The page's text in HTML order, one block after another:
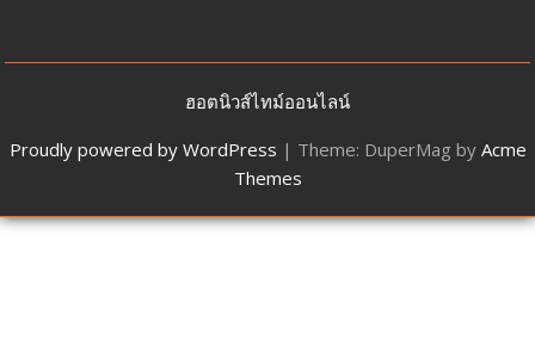
ฮอตนิวส์ไทม์ออนไลน์
Proudly powered by WordPress | Theme: DuperMag by Acme
Themes